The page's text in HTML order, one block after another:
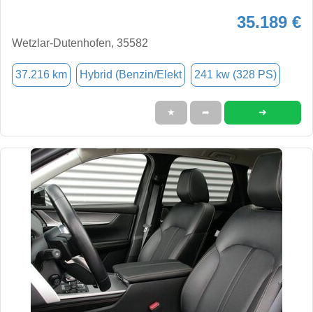
35.189 €
Wetzlar-Dutenhofen, 35582
37.216 km Hybrid (Benzin/Elekt 241 kw (328 PS)
★ ➦ ➜